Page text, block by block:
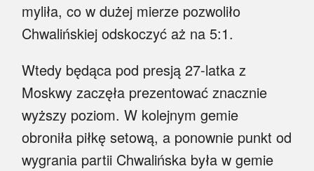
myliła, co w dużej mierze pozwoliło
Chwalińskiej odskoczyć aż na 5:1.
Wtedy będąca pod presją 27-latka z
Moskwy zaczęła prezentować znacznie
wyższy poziom. W kolejnym gemie
obroniła piłkę setową, a ponownie punkt od
wygrania partii Chwalińska była w gemie